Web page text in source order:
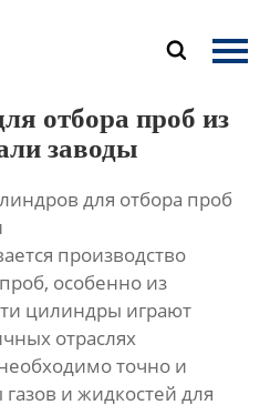

отбора проб из
заводы
для отбора проб
производство
особенно из
цилиндры играют
отраслях
точно и
и жидкостей для